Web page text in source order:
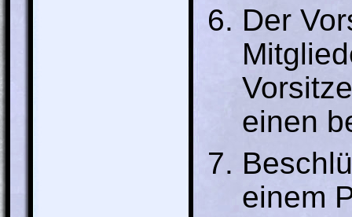
Der
einen
einem